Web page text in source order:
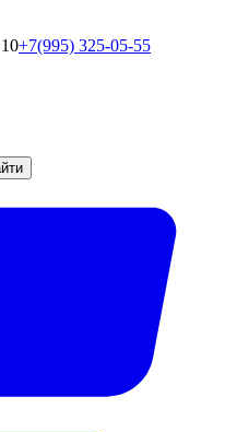
+7(995) 325-05-55